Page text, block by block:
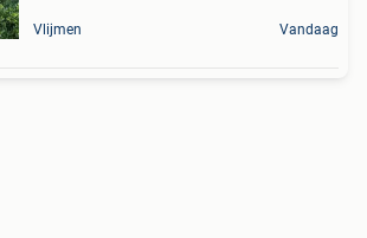
Vlijmen Vandaag